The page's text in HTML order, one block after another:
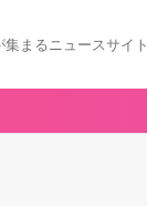
まるニュースサイト